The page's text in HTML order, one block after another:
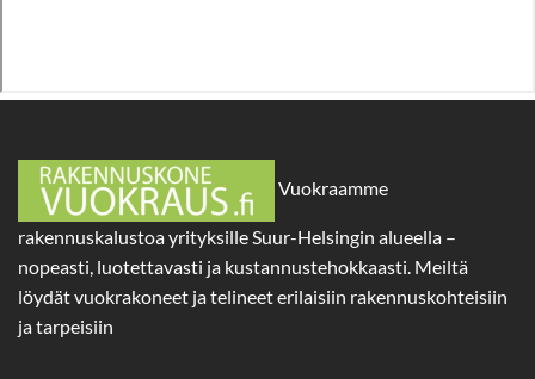
Vuokraamme
rakennuskalustoa yrityksille Suur-Helsingin alueella –
nopeasti, luotettavasti ja kustannustehokkaasti. Meiltä
löydät vuokrakoneet ja telineet erilaisiin rakennuskohteisiin
ja tarpeisiin